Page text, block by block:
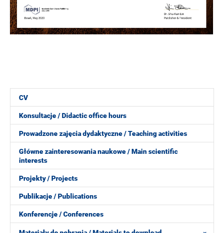
CV
Konsultacje / Didactic office hours
Prowadzone zajęcia dydaktyczne / Teaching activities
Główne zainteresowania naukowe / Main scientific
interests
Projekty / Projects
Publikacje / Publications
Konferencje / Conferences